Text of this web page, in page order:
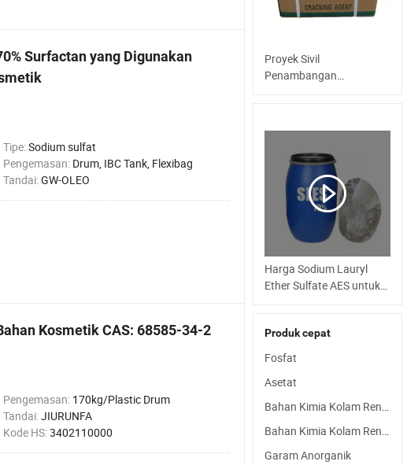
Surfactan yang Digunakan
Tipe:Sodium sulfat
Pengemasan: Drum, IBC Tank, Flexibag
Tandai:GW-OLEO
Kosmetik CAS: 68585-34-2
Pengemasan: 170kg/Plastic Drum
Tandai:JIURUNFA
Kode HS:3402110000
Proyek Sivil
Penambangan
Pembongkaran Bahan
Kimia dari Bestlink
Harga Sodium Lauryl
Ether Sulfate AES untuk
Surfaktan Sampo
Produk cepat
Fosfat
Asetat
Bahan Kimia Kolam Renang
Bahan Kimia Kolam Renang
Garam Anorganik